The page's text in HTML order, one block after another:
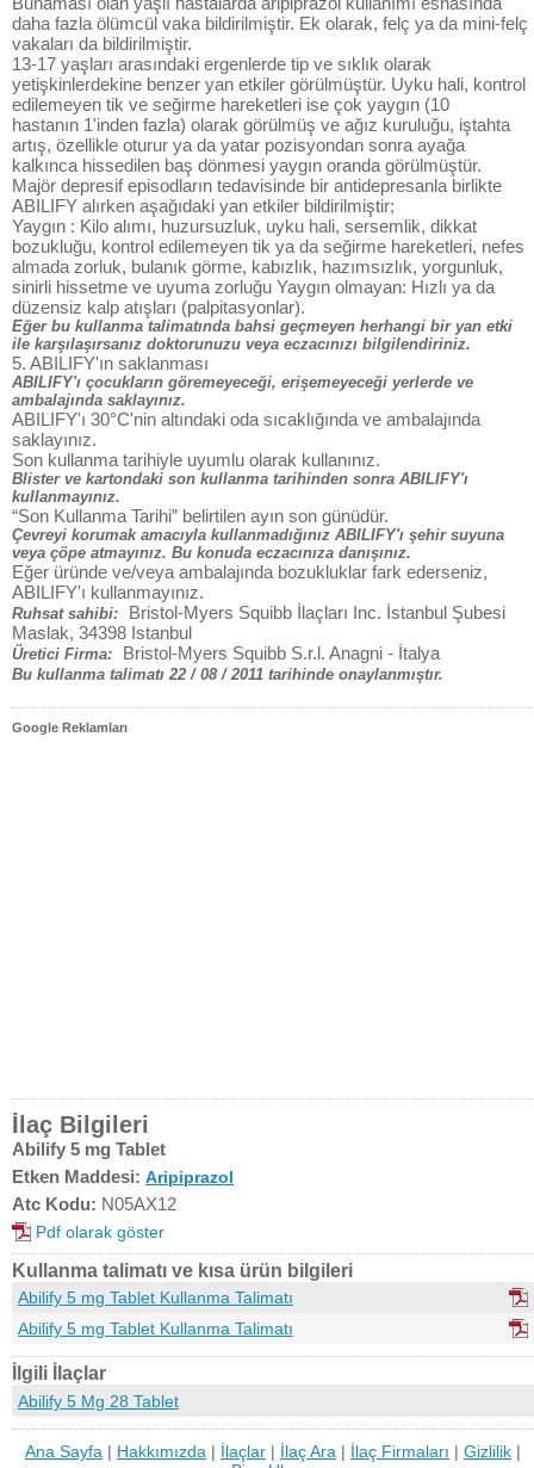
daha fazla ölümcül vaka bildirilmiştir. Ek olarak, felç ya da mini-felç
vakaları da bildirilmiştir.
13-17 yaşları arasındaki ergenlerde tip ve sıklık olarak
yetişkinlerdekine benzer yan etkiler görülmüştür. Uyku hali, kontrol
edilemeyen tik ve seğirme hareketleri ise çok yaygın (10
hastanın 1'inden fazla) olarak görülmüş ve ağız kuruluğu, iştahta
artış, özellikle oturur ya da yatar pozisyondan sonra ayağa
kalkınca hissedilen baş dönmesi yaygın oranda görülmüştür.
Majör depresif episodların tedavisinde bir antidepresanla birlikte
ABILIFY alırken aşağıdaki yan etkiler bildirilmiştir;
Yaygın : Kilo alımı, huzursuzluk, uyku hali, sersemlik, dikkat
bozukluğu, kontrol edilemeyen tik ya da seğirme hareketleri, nefes
almada zorluk, bulanık görme, kabızlık, hazımsızlık, yorgunluk,
sinirli hissetme ve uyuma zorluğu Yaygın olmayan: Hızlı ya da
düzensiz kalp atışları (palpitasyonlar).
Eğer bu kullanma talimatında bahsi geçmeyen herhangi bir yan etki
ile karşılaşırsanız doktorunuzu veya eczacınızı bilgilendiriniz.
5. ABILIFY'ın saklanması
ABILIFY'ı çocukların göremeyeceği, erişemeyeceği yerlerde ve
ambalajında saklayınız.
ABILIFY'ı 30°C'nin altındaki oda sıcaklığında ve ambalajında
saklayınız.
Son kullanma tarihiyle uyumlu olarak kullanınız.
Blister ve kartondaki son kullanma tarihinden sonra ABILIFY'ı
kullanmayınız.
“Son Kullanma Tarihi” belirtilen ayın son günüdür.
Çevreyi korumak amacıyla kullanmadığınız ABILIFY'ı şehir suyuna
veya çöpe atmayınız. Bu konuda eczacınıza danışınız.
Eğer üründe ve/veya ambalajında bozukluklar fark ederseniz,
ABILIFY'ı kullanmayınız.
Ruhsat sahibi:
Bristol-Myers Squibb İlaçları Inc. İstanbul Şubesi
Maslak, 34398 Istanbul
Üretici Firma: Bristol-Myers Squibb S.r.l. Anagni - İtalya
Bu kullanma talimatı 22 / 08 / 2011 tarihinde onaylanmıştır.
Google Reklamları
İlaç Bilgileri
Abilify 5 mg Tablet
Etken Maddesi: Aripiprazol
Atc Kodu: N05AX12
Pdf olarak göster
Kullanma talimatı ve kısa ürün bilgileri
Abilify 5 mg Tablet Kullanma Talimatı
Abilify 5 mg Tablet Kullanma Talimatı
İlgili İlaçlar
Abilify 5 Mg 28 Tablet
Ana Sayfa | Hakkımızda | İlaçlar | İlaç Ara | İlaç Firmaları | Gizlilik |